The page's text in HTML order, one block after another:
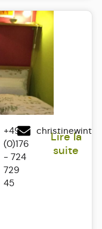
+49
(0)176
- 724
729
45
Lire la
suite